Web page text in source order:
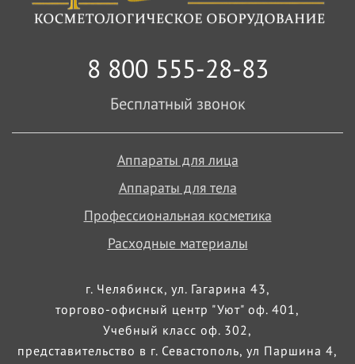
8 800 555-28-83
Бесплатный звонок
Аппараты для лица
Аппараты для тела
Профессиональная косметика
Расходные материалы
г. Челябинск, ул. Гагарина 43,
торгово-офисный центр "Уют" оф. 401,
Учебный класс оф. 302,
представительство в г. Севастополь, ул Паршина 4,